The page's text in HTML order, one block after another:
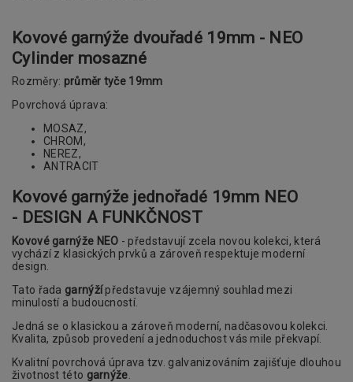
Kovové garnýže dvouřadé 19mm - NEO
Cylinder mosazné
Rozměry: průměr tyče 19mm
Povrchová úprava:
MOSAZ,
CHROM,
NEREZ,
ANTRACIT
Kovové garnýže jednořadé 19mm NEO
- DESIGN A FUNKČNOST
Kovové garnýže NEO - představují zcela novou kolekci, která
vychází z klasických prvků a zároveň respektuje moderní
design.
Tato řada garnýžípředstavuje vzájemný souhlad mezi
minulostí a budoucností.
Jedná se o klasickou a zároveň moderní, nadčasovou kolekci.
Kvalita, způsob provedení a jednoduchost vás mile překvapí.
Kvalitní povrchová úprava tzv. galvanizováním zajišťuje dlouhou
životnost této garnýže